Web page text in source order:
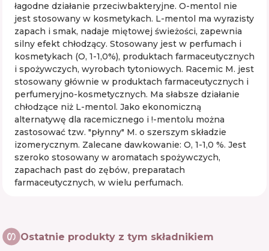
łagodne działanie przeciwbakteryjne. O-mentol nie
jest stosowany w kosmetykach. L-mentol ma wyrazisty
zapach i smak, nadaje miętowej świeżości, zapewnia
silny efekt chłodzący. Stosowany jest w perfumach i
kosmetykach (O, 1-1,0%), produktach farmaceutycznych
i spożywczych, wyrobach tytoniowych. Racemic M. jest
stosowany głównie w produktach farmaceutycznych i
perfumeryjno-kosmetycznych. Ma słabsze działanie
chłodzące niż L-mentol. Jako ekonomiczną
alternatywę dla racemicznego i !-mentolu można
zastosować tzw. "płynny" M. o szerszym składzie
izomerycznym. Zalecane dawkowanie: О, 1-1,0 %. Jest
szeroko stosowany w aromatach spożywczych,
zapachach past do zębów, preparatach
farmaceutycznych, w wielu perfumach.
Ostatnie produkty z tym składnikiem